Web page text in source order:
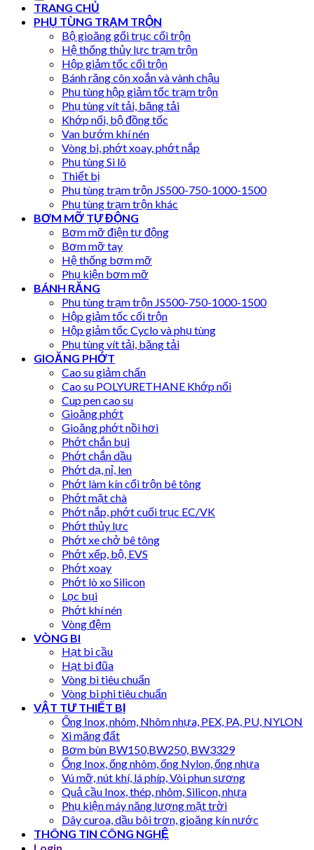
TRANG CHỦ
PHỤ TÙNG TRẠM TRỘN
Bộ gioăng gối trục cối trộn
Hệ thống thủy lực trạm trộn
Hộp giảm tốc cối trộn
Bánh răng côn xoắn và vành chậu
Phụ tùng hộp giảm tốc trạm trộn
Phụ tùng vít tải, băng tải
Khớp nối, bộ đồng tốc
Van bướm khí nén
Vòng bi, phớt xoay, phớt nắp
Phụ tùng Si lô
Thiết bị
Phụ tùng trạm trộn JS500-750-1000-1500
Phụ tùng trạm trộn khác
BƠM MỠ TỰ ĐỘNG
Bơm mỡ điện tự động
Bơm mỡ tay
Hệ thống bơm mỡ
Phụ kiện bơm mỡ
BÁNH RĂNG
Phụ tùng trạm trộn JS500-750-1000-1500
Hộp giảm tốc cối trộn
Hộp giảm tốc Cyclo và phụ tùng
Phụ tùng vít tải, băng tải
GIOĂNG PHỚT
Cao su giảm chấn
Cao su POLYURETHANE Khớp nối
Cup pen cao su
Gioăng phớt
Gioăng phớt nồi hơi
Phớt chắn bụi
Phớt chắn dầu
Phớt dạ, nỉ, len
Phớt làm kín cối trộn bê tông
Phớt mặt chà
Phớt nắp, phớt cuối trục EC/VK
Phớt thủy lực
Phớt xe chở bê tông
Phớt xếp, bộ, EVS
Phớt xoay
Phớt lò xo Silicon
Lọc bụi
Phớt khí nén
Vòng đệm
VÒNG BI
Hạt bi cầu
Hạt bi đũa
Vòng bi tiêu chuẩn
Vòng bi phi tiêu chuẩn
VẬT TƯ THIẾT BỊ
Ống Inox, nhôm, Nhôm nhựa, PEX, PA, PU, NYLON
Xi măng đất
Bơm bùn BW150,BW250, BW3329
Ống Inox, ống nhôm, ống Nylon, ống nhựa
Vú mỡ, nút khí, lá phíp, Vòi phun sương
Quả cầu Inox, thép, nhôm, Silicon, nhựa
Phụ kiện máy năng lượng mặt trời
Dây curoa, dầu bôi trơn, gioăng kín nước
THÔNG TIN CÔNG NGHỆ